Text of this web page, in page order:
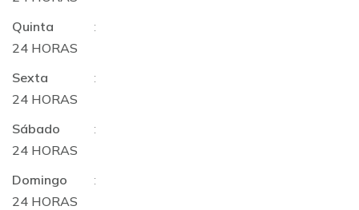
Quinta
:
24 HORAS
Sexta
:
24 HORAS
Sábado
:
24 HORAS
Domingo
:
24 HORAS